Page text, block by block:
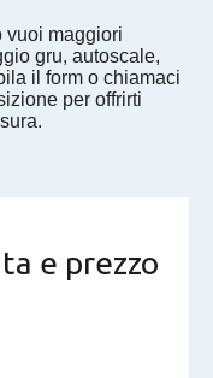
vuoi maggiori
gru, autoscale,
il form o chiamaci
per offrirti
e prezzo